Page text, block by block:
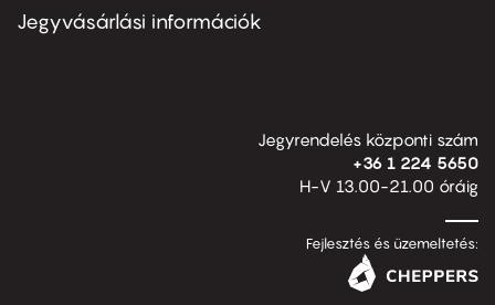
second
Jegyvásárlási információk
Jegyrendelés központi szám
+36 1 224 5650
H-V 13.00-21.00 óráig
Fejlesztés és üzemeltetés: